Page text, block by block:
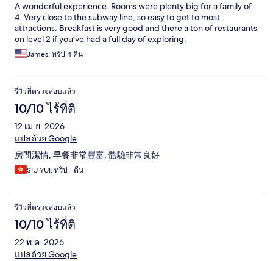
A wonderful experience. Rooms were plenty big for a family of
4. Very close to the subway line, so easy to get to most
attractions. Breakfast is very good and there a ton of restaurants
on level 2 if you’ve had a full day of exploring.
James, ทริป 4 คืน
รีวิวที่ตรวจสอบแล้ว
10/10 ไร้ที่ติ
12 เม.ย. 2026
แปลด้วย Google
房間潔情, 早餐非常豐富, 體驗非常良好
SIU YUI, ทริป 1 คืน
รีวิวที่ตรวจสอบแล้ว
10/10 ไร้ที่ติ
22 พ.ค. 2026
แปลด้วย Google